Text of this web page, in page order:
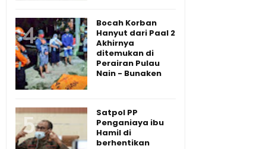
Bocah Korban
Hanyut dari Paal 2
Akhirnya
ditemukan di
Perairan Pulau
Nain - Bunaken
Satpol PP
Penganiaya ibu
Hamil di
berhentikan